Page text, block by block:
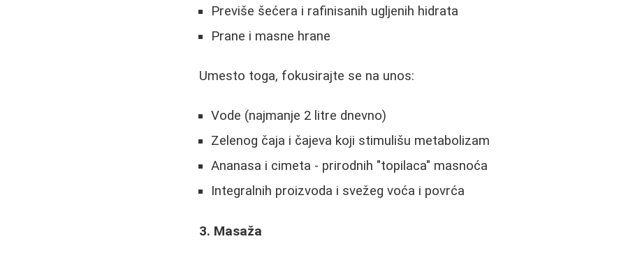
Previše šećera i rafinisanih ugljenih hidrata
Prane i masne hrane
Umesto toga, fokusirajte se na unos:
Vode (najmanje 2 litre dnevno)
Zelenog čaja i čajeva koji stimulišu metabolizam
Ananasa i cimeta - prirodnih "topilaca" masnoća
Integralnih proizvoda i svežeg voća i povrća
3. Masaža